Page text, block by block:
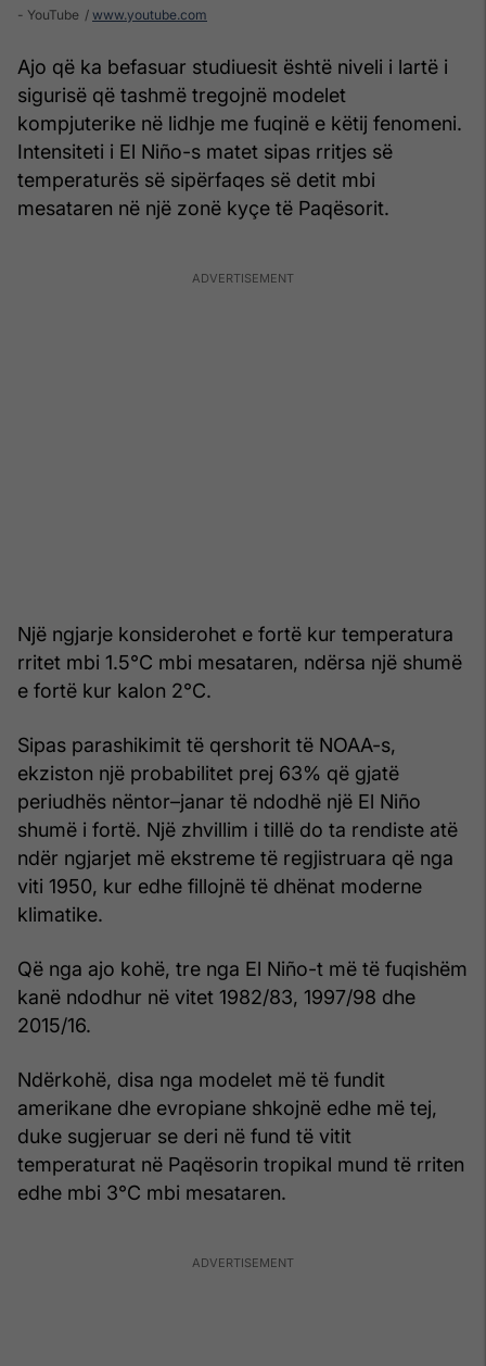
- YouTube www.youtube.com
Ajo që ka befasuar studiuesit është niveli i lartë i
sigurisë që tashmë tregojnë modelet
kompjuterike në lidhje me fuqinë e këtij fenomeni.
Intensiteti i El Niño-s matet sipas rritjes së
temperaturës së sipërfaqes së detit mbi
mesataren në një zonë kyçe të Paqësorit.
Një ngjarje konsiderohet e fortë kur temperatura
rritet mbi 1.5°C mbi mesataren, ndërsa një shumë
e fortë kur kalon 2°C.
Sipas parashikimit të qershorit të NOAA-s,
ekziston një probabilitet prej 63% që gjatë
periudhës nëntor–janar të ndodhë një El Niño
shumë i fortë. Një zhvillim i tillë do ta rendiste atë
ndër ngjarjet më ekstreme të regjistruara që nga
viti 1950, kur edhe fillojnë të dhënat moderne
klimatike.
Që nga ajo kohë, tre nga El Niño-t më të fuqishëm
kanë ndodhur në vitet 1982/83, 1997/98 dhe
2015/16.
Ndërkohë, disa nga modelet më të fundit
amerikane dhe evropiane shkojnë edhe më tej,
duke sugjeruar se deri në fund të vitit
temperaturat në Paqësorin tropikal mund të rriten
edhe mbi 3°C mbi mesataren.